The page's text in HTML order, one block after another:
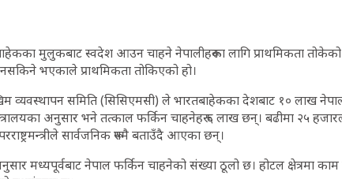
मुलुकबाट स्वदेश आउन चाहने नेपालीहरूका लागि प्राथमिकता
भएकाले प्राथमिकता तोकिएको हो।
व्यवस्थापन समिति (सिसिएमसी) ले भारतबाहेकका देशबाट १० लाख
अनुसार भने तत्काल फर्किन चाहनेहरू ६ लाख छन्। बढीमा २५
सार्वजनिक रूपमै बताउँदै आएका छन्।
अनुसार मध्यपूर्वबाट नेपाल फर्किन चाहनेको संख्या ठूलो छ। होटल क्षेत्रमा काम